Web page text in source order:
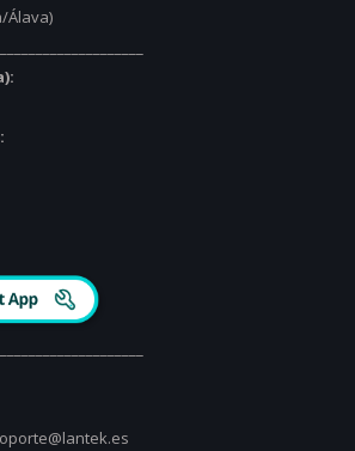
Álava)